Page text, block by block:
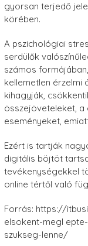
gyorsan terjedő
körében.
A pszichológiai
serdülők
számos
kellemetlen érzelmi
kihagyják,
összejöveteleket, a
eseményeket,
Ezért is tartják
digitális böjtöt
tevékenységekkel
online tértől való
Forrás: https://
elsokent-megl
szukseg-lenne/